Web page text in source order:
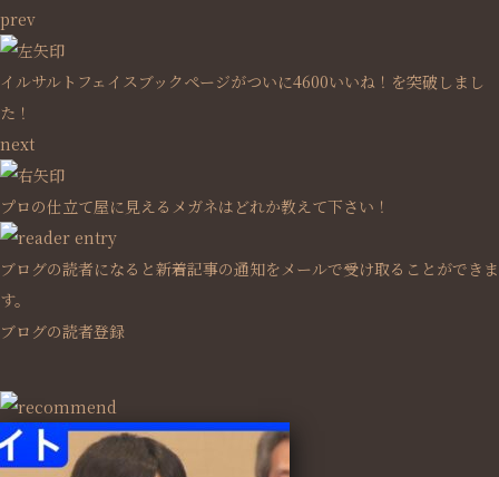
prev
イルサルトフェイスブックページがついに4600いいね！を突破しまし
た！
next
プロの仕立て屋に見えるメガネはどれか教えて下さい！
ブログの読者になると新着記事の通知をメールで受け取ることができま
す。
ブログの読者登録